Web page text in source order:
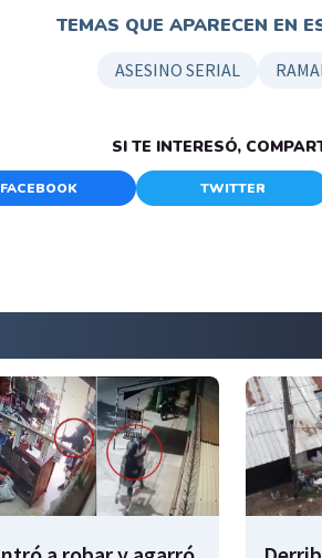
TEMAS QUE APARECEN EN
ASESINO SERIAL
SI TE INTERESÓ,
FACEBOOK TWITTER